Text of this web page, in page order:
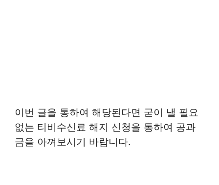
이번 글을 통하여 해당된다면 굳이 낼 필요
없는 티비수신료 해지 신청을 통하여 공과
금을 아껴보시기 바랍니다.